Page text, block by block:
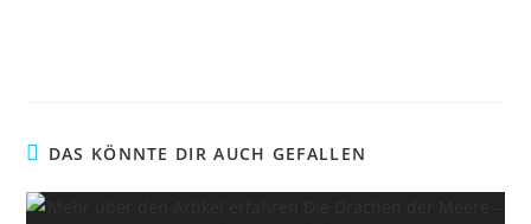
DAS KÖNNTE DIR AUCH GEFALLEN